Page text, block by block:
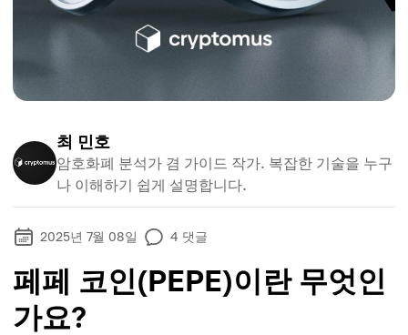
최 민호
암호화폐 분석가 겸 가이드 작가. 복잡한 기술을 누구
나 이해하기 쉽게 설명합니다.
2025년 7월 08일 4 댓글
페페 코인(PEPE)이란 무엇인
가요?